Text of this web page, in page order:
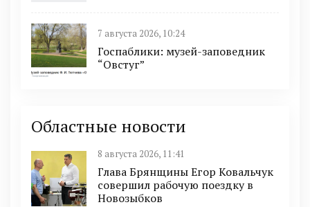
7 августа 2026, 10:24
Госпаблики: музей-заповедник
“Овстуг”
Областные новости
8 августа 2026, 11:41
Глава Брянщины Егор Ковальчук
совершил рабочую поездку в
Новозыбков